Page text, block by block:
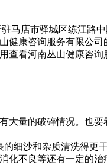
马店市驿城区练江路
健康咨询服务有限公
看河南丛山健康咨询
量的破碎情况。也要
细沙和杂质清洗得更
化不良等还有一定的